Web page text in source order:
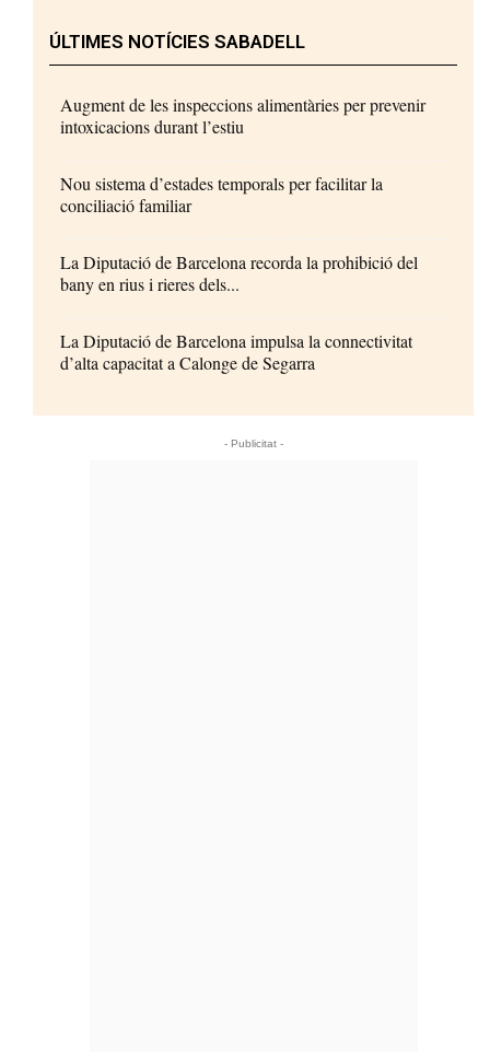
ÚLTIMES NOTÍCIES SABADELL
Augment de les inspeccions alimentàries per prevenir
intoxicacions durant l’estiu
Nou sistema d’estades temporals per facilitar la
conciliació familiar
La Diputació de Barcelona recorda la prohibició del
bany en rius i rieres dels...
La Diputació de Barcelona impulsa la connectivitat
d’alta capacitat a Calonge de Segarra
- Publicitat -